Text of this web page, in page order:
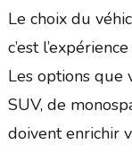
Le choix du
c’est
Les options que
SUV, de
doivent enrichir